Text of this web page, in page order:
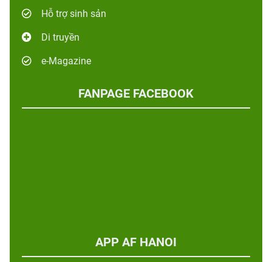
Hỗ trợ sinh sản
Di truyền
e-Magazine
FANPAGE FACEBOOK
APP AF HANOI